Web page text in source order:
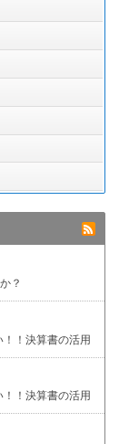
？
！決算書の活用
！決算書の活用